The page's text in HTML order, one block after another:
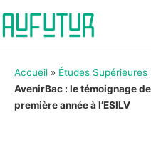
Accueil » Études Supérieures
AvenirBac : le témoignage
première année à l’ESILV